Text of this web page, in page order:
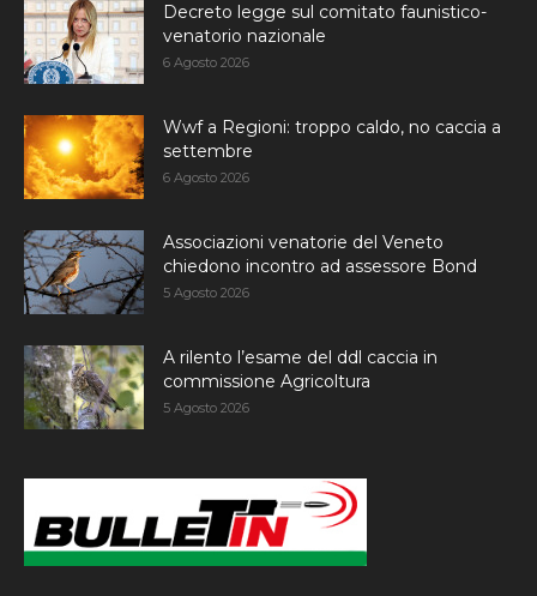
Decreto legge sul comitato faunistico-
venatorio nazionale
6 Agosto 2026
Wwf a Regioni: troppo caldo, no caccia a
settembre
6 Agosto 2026
Associazioni venatorie del Veneto
chiedono incontro ad assessore Bond
5 Agosto 2026
A rilento l’esame del ddl caccia in
commissione Agricoltura
5 Agosto 2026